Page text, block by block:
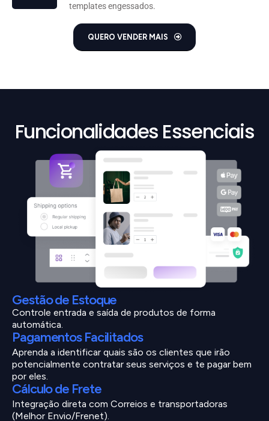
templates engessados.
QUERO VENDER MAIS
Funcionalidades Essenciais
Gestão de Estoque
Controle entrada e saída de produtos de forma
automática.
Pagamentos Facilitados
Aprenda a identificar quais são os clientes que irão
potencialmente contratar seus serviços e te pagar bem
por eles.
Cálculo de Frete
Integração direta com Correios e transportadoras
(Melhor Envio/Frenet).